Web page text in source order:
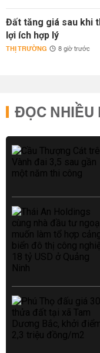
Đất tăng giá sau khi
lợi ích hợp lý
THỊ TRƯỜNG 8 giờ trước
ĐỌC NHIỀU